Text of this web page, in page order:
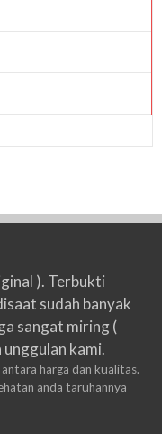
). Terbukti
sudah banyak
sangat miring (
kami.
harga dan kualitas.
anda taruhannya